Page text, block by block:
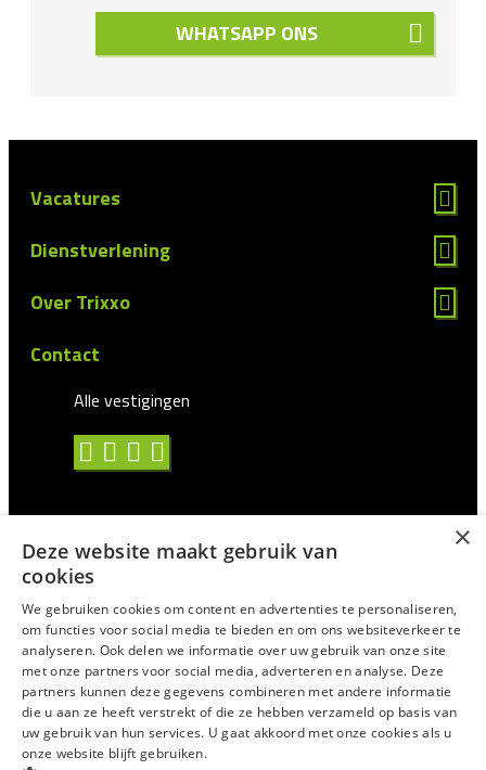
WHATSAPP ONS
Vacatures
Dienstverlening
Over Trixxo
Contact
Alle vestigingen
Algemene voorwaarden
Privacy statement
Antidiscriminatie
Certificering en CAO
Voor Uitzendprofessionals
Suggesties/Meldingen
×
Deze website maakt gebruik van
cookies
We gebruiken cookies om content en advertenties te personaliseren,
om functies voor social media te bieden en om ons websiteverkeer te
analyseren. Ook delen we informatie over uw gebruik van onze site
met onze partners voor social media, adverteren en analyse. Deze
partners kunnen deze gegevens combineren met andere informatie
die u aan ze heeft verstrekt of die ze hebben verzameld op basis van
uw gebruik van hun services. U gaat akkoord met onze cookies als u
onze website blijft gebruiken.